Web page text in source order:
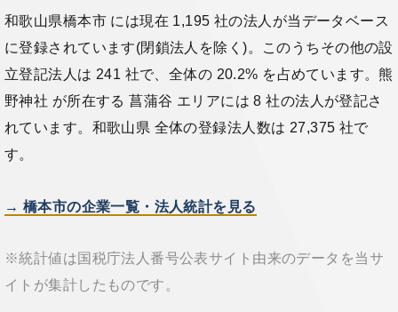
和歌山県橋本市 には現在 1,195 社の法人が当データベース
に登録されています(閉鎖法人を除く)。このうちその他の設
立登記法人は 241 社で、全体の 20.2% を占めています。熊
野神社 が所在する 菖蒲谷 エリアには 8 社の法人が登記さ
れています。和歌山県 全体の登録法人数は 27,375 社で
す。
→ 橋本市の企業一覧・法人統計を見る
※統計値は国税庁法人番号公表サイト由来のデータを当サ
イトが集計したものです。